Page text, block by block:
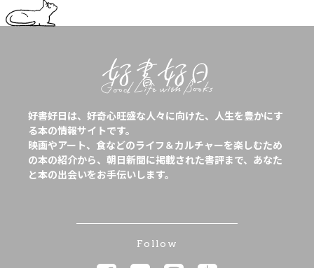
好書好日は、好奇心旺盛な人々に向けた、人生を豊かにす
る本の情報サイトです。
映画やアート、食などのライフ＆カルチャーを楽しむため
の本の紹介から、朝日新聞に掲載された書評まで、あなた
と本の出会いをお手伝いします。
Follow